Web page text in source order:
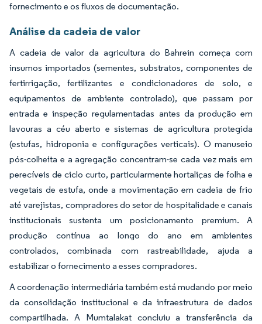
fornecimento e os fluxos de documentação.
Análise da cadeia de valor
A cadeia de valor da agricultura do Bahrein começa com
insumos importados (sementes, substratos, componentes de
fertirrigação, fertilizantes e condicionadores de solo, e
equipamentos de ambiente controlado), que passam por
entrada e inspeção regulamentadas antes da produção em
lavouras a céu aberto e sistemas de agricultura protegida
(estufas, hidroponia e configurações verticais). O manuseio
pós-colheita e a agregação concentram-se cada vez mais em
perecíveis de ciclo curto, particularmente hortaliças de folha e
vegetais de estufa, onde a movimentação em cadeia de frio
até varejistas, compradores do setor de hospitalidade e canais
institucionais sustenta um posicionamento premium. A
produção contínua ao longo do ano em ambientes
controlados, combinada com rastreabilidade, ajuda a
estabilizar o fornecimento a esses compradores.
A coordenação intermediária também está mudando por meio
da consolidação institucional e da infraestrutura de dados
compartilhada. A Mumtalakat concluiu a transferência da